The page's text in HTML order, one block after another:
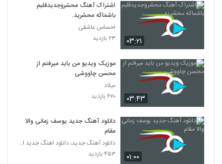
۰۳:۲۱
اشتراک آهنگ محشروجدیدقلبم
باشماکه محشرید.
احساس عاشقی
۲۳ بازدید
۰۳:۴۳
موزیک ویدیو من باید میرفتم از
محسن چاووشی
میلاد
۶۷۰ بازدید
۰۱:۰۰
دانلود آهنگ جدید یوسف زمانی والا
مقام
دانلود آهنگ جدید، دانلود اهنگ جدید ایرانی
۴۵۳ بازدید